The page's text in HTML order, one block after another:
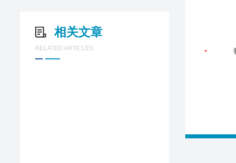
相关文章
RELATED ARTICLES